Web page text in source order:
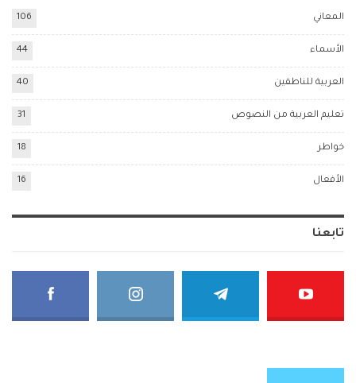
المعاني 106
الأسماء 44
العربية للناطقين 40
تعليم العربية من النصوص 31
خواطر 18
الأفعال 16
تابعنا